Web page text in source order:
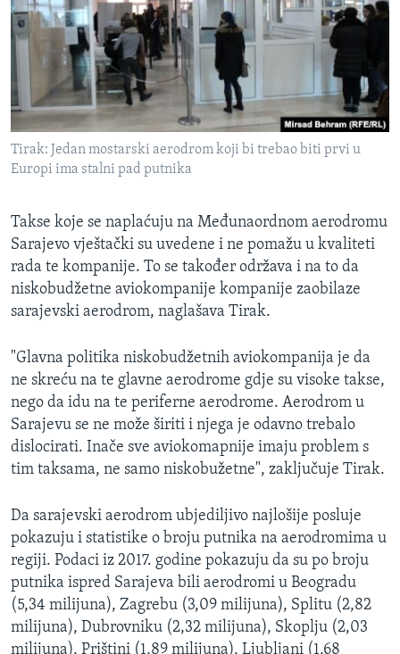
Tirak: Jedan mostarski aerodrom koji bi trebao biti prvi u
Europi ima stalni pad putnika
Takse koje se naplaćuju na Međunaordnom aerodromu
Sarajevo vještački su uvedene i ne pomažu u kvaliteti
rada te kompanije. To se također održava i na to da
niskobudžetne aviokompanije kompanije zaobilaze
sarajevski aerodrom, naglašava Tirak.
"Glavna politika niskobudžetnih aviokompanija je da
ne skreću na te glavne aerodrome gdje su visoke takse,
nego da idu na te periferne aerodrome. Aerodrom u
Sarajevu se ne može širiti i njega je odavno trebalo
dislocirati. Inače sve aviokomapnije imaju problem s
tim taksama, ne samo niskobužetne", zaključuje Tirak.
Da sarajevski aerodrom ubjediljivo najlošije posluje
pokazuju i statistike o broju putnika na aerodromima u
regiji. Podaci iz 2017. godine pokazuju da su po broju
putnika ispred Sarajeva bili aerodromi u Beogradu
(5,34 milijuna), Zagrebu (3,09 milijuna), Splitu (2,82
milijuna), Dubrovniku (2,32 milijuna), Skoplju (2,03
milijuna), Prištini (1,89 milijuna), Ljubljani (1,68